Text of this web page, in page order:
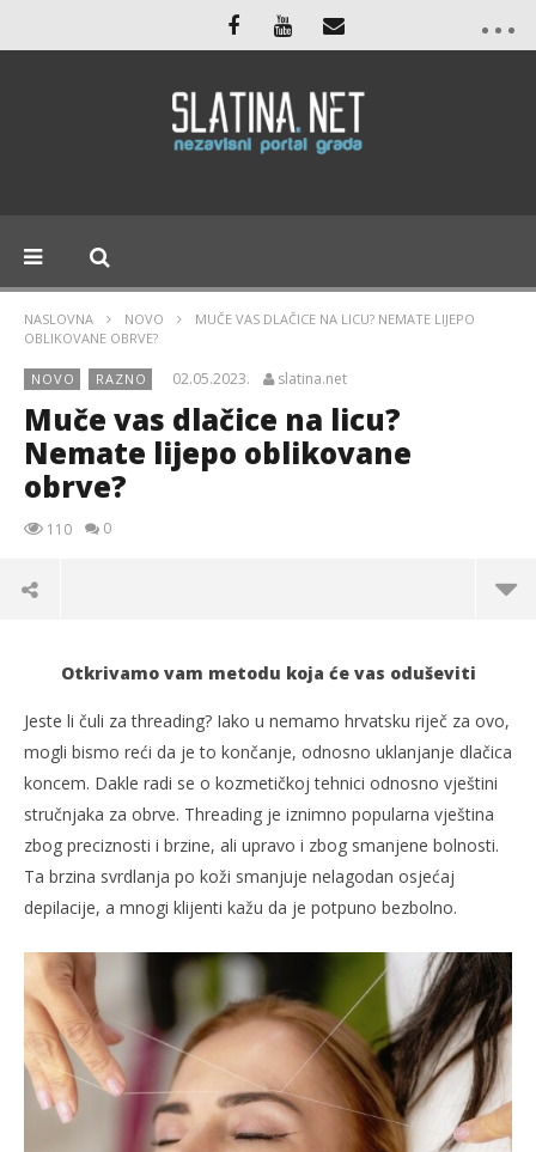
NASLOVNA NOVO
MUČE VAS DLAČICE NA LICU? NEMATE LIJEPO
OBLIKOVANE OBRVE?
NOVO RAZNO 02.05.2023. slatina.net
Muče vas dlačice na licu?
Nemate lijepo oblikovane
obrve?
110 0
TRENUTNO OTVORENO
Muče vas dlačice na licu? Nemate lijepo
oblikovane obrve?
02.05.2023.
slatina.net
Otkrivamo vam metodu koja će vas oduševiti
Jeste li čuli za threading? Iako u nemamo hrvatsku riječ za ovo,
mogli bismo reći da je to končanje, odnosno uklanjanje dlačica
koncem. Dakle radi se o kozmetičkoj tehnici odnosno vještini
stručnjaka za obrve. Threading je iznimno popularna vještina
zbog preciznosti i brzine, ali upravo i zbog smanjene bolnosti.
Ta brzina svrdlanja po koži smanjuje nelagodan osjećaj
depilacije, a mnogi klijenti kažu da je potpuno bezbolno.